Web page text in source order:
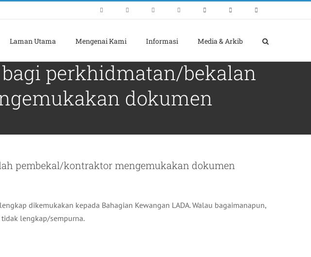
Laman Utama Mengenai Kami Informasi Media & Arkib
perkhidmatan/bekalan
dokumen
pembekal/kontraktor mengemukakan dokumen
dikemukakan kepada Bahagian Kewangan LADA. Walau bagaimanapun,
lengkap/sempurna.